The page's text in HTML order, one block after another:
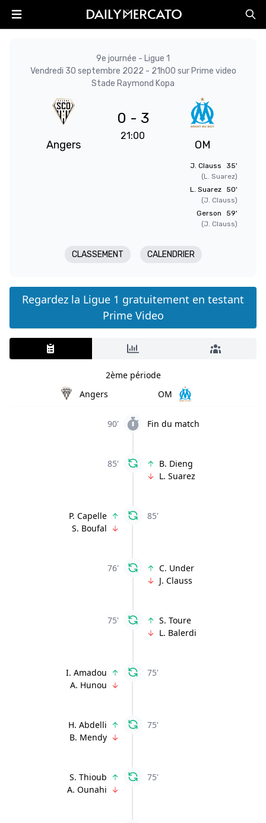
9e journée - Ligue 1
Vendredi 30 septembre 2022 - 21h00 sur Prime video
Stade Raymond Kopa
Angers
0 - 3
21:00
OM
J. Clauss
35'
(L. Suarez)
L. Suarez
50'
(J. Clauss)
Gerson
59'
(J. Clauss)
CLASSEMENT CALENDRIER
Regardez la Ligue 1 gratuitement en testant
Prime Video
2ème période
Angers
OM
90' Fin du match
85'
B. Dieng
L. Suarez
85'
P. Capelle
S. Boufal
76'
C. Under
J. Clauss
75'
S. Toure
L. Balerdi
75'
I. Amadou
A. Hunou
75'
H. Abdelli
B. Mendy
75'
S. Thioub
A. Ounahi